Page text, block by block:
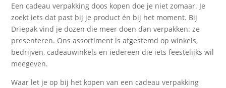
Een cadeau verpakking doos kopen doe je niet zomaar. Je
zoekt iets dat past bij je product én bij het moment. Bij
Driepak vind je dozen die meer doen dan verpakken: ze
presenteren. Ons assortiment is afgestemd op winkels,
bedrijven, cadeauwinkels en iedereen die iets feestelijks wil
meegeven.
Waar let je op bij het kopen van een cadeau verpakking